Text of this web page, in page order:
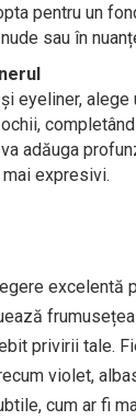
pentru un
sau în
eyeliner, alege
adăuga
expresivi.
excelentă
privirii tale.
violet,
cum ar fi